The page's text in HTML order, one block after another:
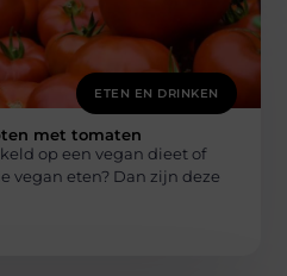
ETEN EN DRINKEN
met tomaten
op een vegan dieet of
vegan eten? Dan zijn deze